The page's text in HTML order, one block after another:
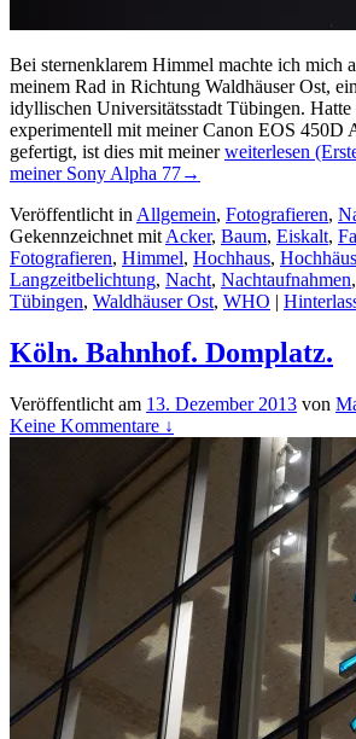
Bei sternenklarem Himmel machte ich mich
meinem Rad in Richtung Waldhäuser Ost,
idyllischen Universitätsstadt Tübingen.
experimentell mit meiner Canon EOS 450D
gefertigt, ist dies mit meinerweiterlesen
meiner Sony Alpha 77→
Veröffentlicht in Allgemein, Fotografieren,
Gekennzeichnet mit Acker, Baum, Eiskalt,
Fotografieren, Himmel, Hochhaus,
Langzeitbelichtung, Nacht, Nachtaufnahmen,
Tübingen, Waldhäuser Ost, WHO |
Köln. Bahnhof. Domplatz.
Veröffentlicht am 13. Dezember 2013 von
Keine Kommentare ↓